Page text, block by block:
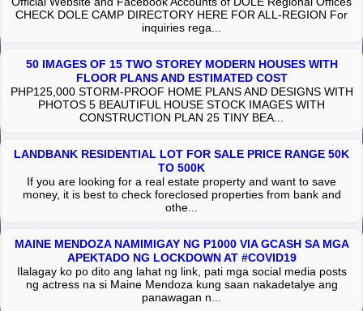
CHECK DOLE CAMP DIRECTORY HERE FOR ALL-REGION For
inquiries rega...
50 IMAGES OF 15 TWO STOREY MODERN HOUSES WITH
FLOOR PLANS AND ESTIMATED COST
PHP125,000 STORM-PROOF HOME PLANS AND DESIGNS WITH
PHOTOS 5 BEAUTIFUL HOUSE STOCK IMAGES WITH
CONSTRUCTION PLAN 25 TINY BEA...
LANDBANK RESIDENTIAL LOT FOR SALE PRICE RANGE 50K
TO 500K
If you are looking for a real estate property and want to save
money, it is best to check foreclosed properties from bank and
othe...
MAINE MENDOZA NAMIMIGAY NG P1000 VIA GCASH SA MGA
APEKTADO NG LOCKDOWN AT #COVID19
Ilalagay ko po dito ang lahat ng link, pati mga social media posts
ng actress na si Maine Mendoza kung saan nakadetalye ang
panawagan n...